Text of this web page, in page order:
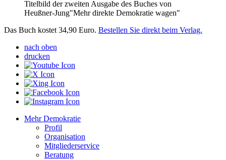
Titelbild der zweiten Ausgabe des Buches von
Heußner-Jung"Mehr direkte Demokratie wagen"
Das Buch kostet 34,90 Euro. Bestellen Sie direkt beim Verlag.
nach oben
drucken
Mehr Demokratie
Profil
Organisation
Mitgliederservice
Beratung